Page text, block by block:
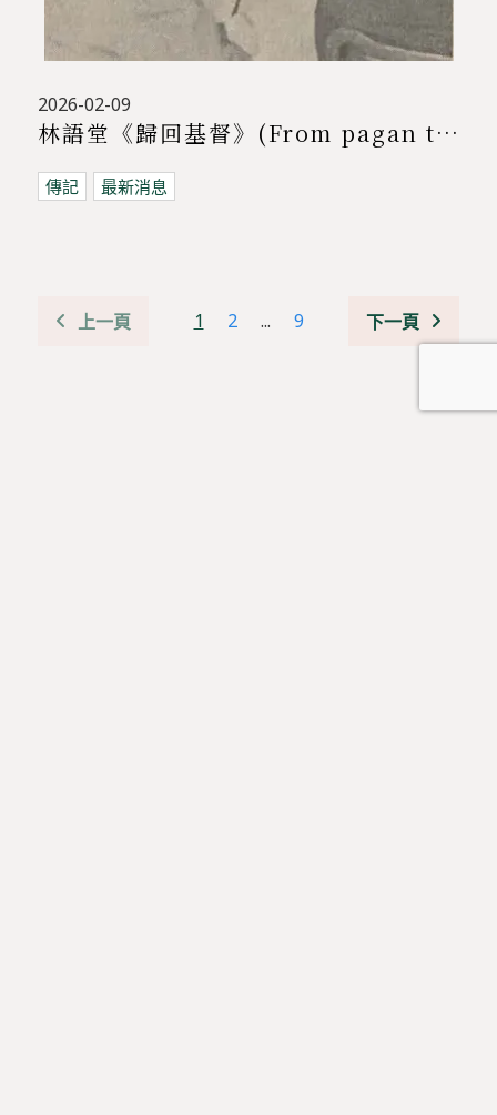
2026-02-09
林語堂《歸回基督》(From pagan to christian)
傳記 最新消息
上一頁 1 2 ... 9 下一頁